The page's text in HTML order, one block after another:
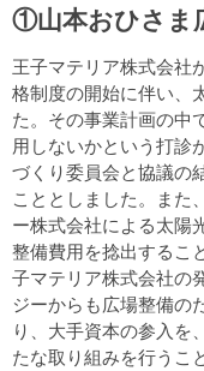
①山本おひさま
王子マテリア株式会社
格制度の開始に伴い、
た。その事業計画の中
用しないかという打診
づくり委員会と協議の
こととしました。また
ー株式会社による太陽
整備費用を捻出するこ
子マテリア株式会社の
ジーからも広場整備の
り、大手資本の参入を
たな取り組みを行うこ